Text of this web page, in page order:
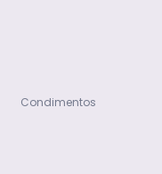
Condimentos